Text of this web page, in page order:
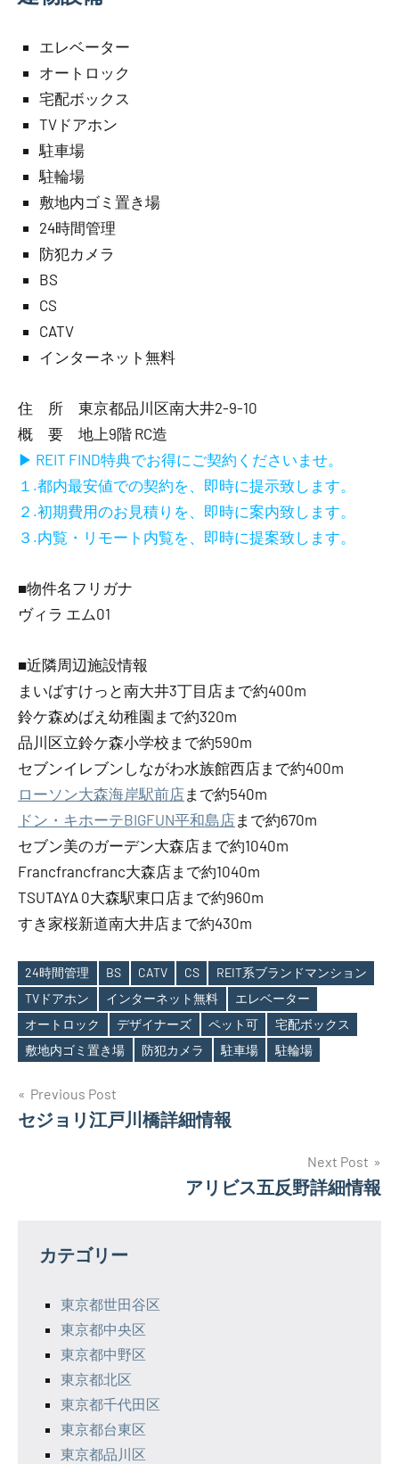
エレベーター
オートロック
宅配ボックス
TVドアホン
駐車場
駐輪場
敷地内ゴミ置き場
24時間管理
防犯カメラ
BS
CS
CATV
インターネット無料
住 所 東京都品川区南大井2-9-10
概 要 地上9階 RC造
▶ REIT FIND特典でお得にご契約くださいませ。
１.都内最安値での契約を、即時に提示致します。
２.初期費用のお見積りを、即時に案内致します。
３.内覧・リモート内覧を、即時に提案致します。
■物件名フリガナ
ヴィラ エム01
■近隣周辺施設情報
まいばすけっと南大井3丁目店まで約400m
鈴ケ森めばえ幼稚園まで約320m
品川区立鈴ケ森小学校まで約590m
セブンイレブンしながわ水族館西店まで約400m
ローソン大森海岸駅前店まで約540m
ドン・キホーテBIGFUN平和島店まで約670m
セブン美のガーデン大森店まで約1040m
Francfrancfranc大森店まで約1040m
TSUTAYA 0大森駅東口店まで約960m
すき家桜新道南大井店まで約430m
Tags
24時間管理 BS CATV CS
REIT系ブランドマンション
TVドアホン
インターネット無料
エレベーター
オートロック
デザイナーズ ペット可
宅配ボックス
敷地内ゴミ置き場
防犯カメラ 駐車場 駐輪場
投
稿
ー
Previous Post
セジョリ江戸川橋詳細情報
Next Post
アリビス五反野詳細情報
カテゴリー
東京都世田谷区
東京都中央区
東京都中野区
東京都北区
東京都千代田区
東京都台東区
東京都品川区